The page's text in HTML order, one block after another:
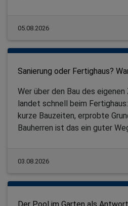
05.08.2026
Sanierung oder Fertighaus?
Wer über den Bau des
landet schnell beim
kurze Bauzeiten, erprobte
Bauherren ist das ein guter
03.08.2026
Der Pool im Garten als Antwort